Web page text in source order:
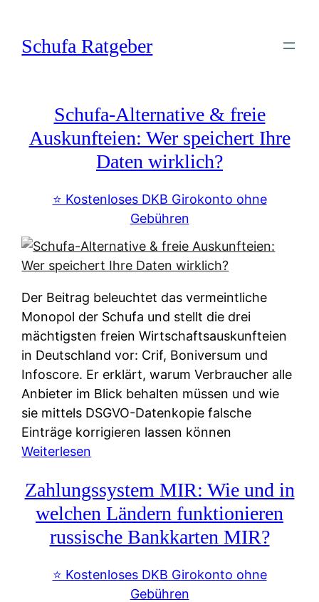
springen
Schufa Ratgeber
Schufa-Alternative & freie
Auskunfteien: Wer speichert Ihre
Daten wirklich?
⭐️ Kostenloses DKB Girokonto ohne
Gebühren
Der Beitrag beleuchtet das vermeintliche
Monopol der Schufa und stellt die drei
mächtigsten freien Wirtschaftsauskunfteien
in Deutschland vor: Crif, Boniversum und
Infoscore. Er erklärt, warum Verbraucher alle
Anbieter im Blick behalten müssen und wie
sie mittels DSGVO-Datenkopie falsche
Einträge korrigieren lassen können
Weiterlesen
c
h
u
f
-
Zahlungssystem MIR: Wie und in
welchen Ländern funktionieren
russische Bankkarten MIR?
⭐️ Kostenloses DKB Girokonto ohne
Gebühren